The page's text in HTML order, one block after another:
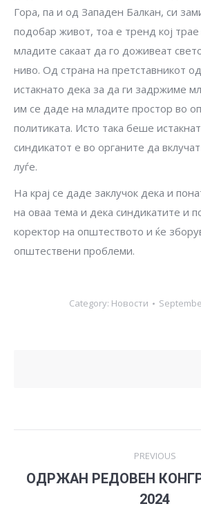
Гора, па и од Западен Балкан, си
подобар живот, тоа е тренд кој трае
младите сакаат да го доживеат
ниво. Од страна на претставникот
истакнато дека за да ги задржиме
им се даде на младите простор во
политиката. Исто така беше
синдикатот е во органите да
луѓе.
На крај се даде заклучок дека и
на оваа тема и дека синдикатите и
коректор на општеството и ќе
општествени проблеми.
Category: Новости
navigation
PREVIOUS
Previous
post:
ОДРЖАН РЕДОВЕН
2024